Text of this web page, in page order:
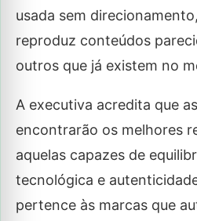
usada sem
reproduz conteúdos
outros que já existem no
A executiva acredita que
encontrarão os melhores
aquelas capazes de
tecnológica e
pertence às marcas que